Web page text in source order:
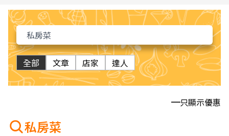
全部 文章 店家 達人
只顯示優惠
私房菜